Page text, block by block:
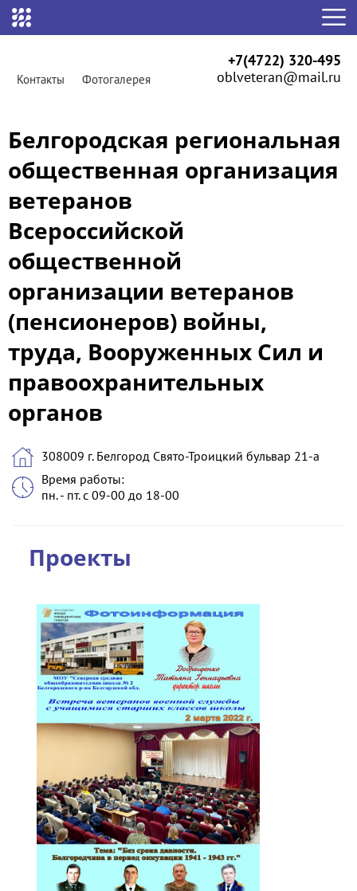
Контакты Фотогалерея
+7(4722) 320-495
oblveteran@mail.ru
Белгородская региональная
общественная организация
ветеранов
Всероссийской
общественной
организации ветеранов
(пенсионеров) войны,
труда, Вооруженных Сил и
правоохранительных
органов
308009 г. Белгород Свято-Троицкий бульвар 21-а
Время работы:
пн. - пт. с 09-00 до 18-00
Проекты